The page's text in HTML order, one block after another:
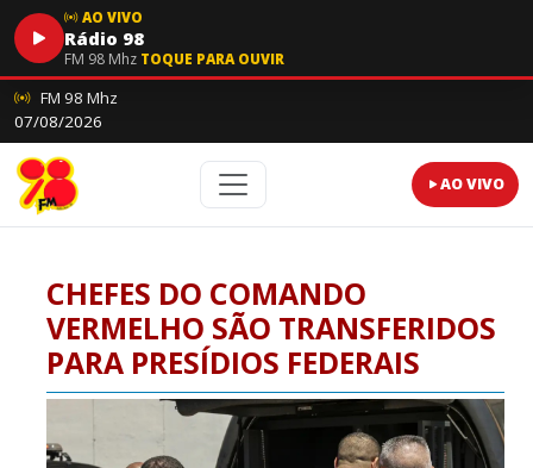
AO VIVO
Rádio 98
FM 98 Mhz TOQUE PARA OUVIR
FM 98 Mhz
07/08/2026
AO VIVO
CHEFES DO COMANDO
VERMELHO SÃO TRANSFERIDOS
PARA PRESÍDIOS FEDERAIS